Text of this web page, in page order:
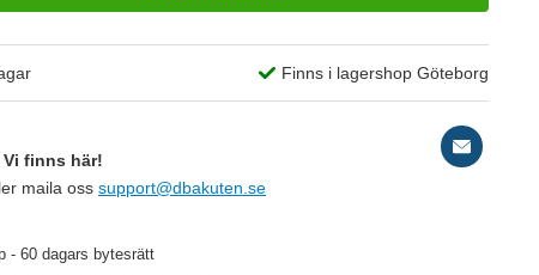
Finns i lagershop Göteborg
finns här!
maila oss support@dbakuten.se
- 60 dagars bytesrätt